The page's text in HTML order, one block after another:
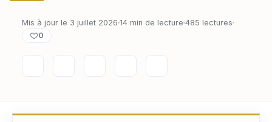
Mis à jour le 3 juillet 2026 14 min de lecture 485 lectures
0